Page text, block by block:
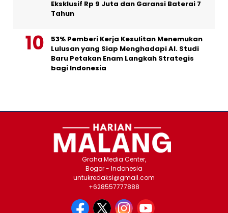
Eksklusif Rp 9 Juta dan Garansi Baterai 7
Tahun
53% Pemberi Kerja Kesulitan Menemukan
Lulusan yang Siap Menghadapi AI. Studi
Baru Petakan Enam Langkah Strategis
bagi Indonesia
Graha Media Center,
Bogor - Indonesia
untukredaksi@gmail.com
+628557777888